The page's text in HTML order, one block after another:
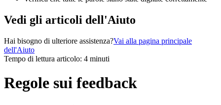
Vedi gli articoli dell'Aiuto
Hai bisogno di ulteriore assistenza?Vai alla pagina principale
dell'Aiuto
Tempo di lettura articolo: 4 minuti
Regole sui feedback